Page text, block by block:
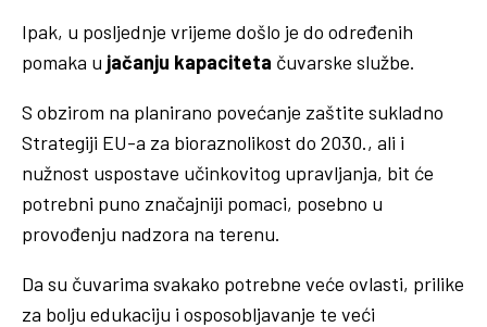
Ipak, u posljednje vrijeme došlo je do određenih
pomaka u jačanju kapaciteta čuvarske službe.
S obzirom na planirano povećanje zaštite sukladno
Strategiji EU-a za bioraznolikost do 2030., ali i
nužnost uspostave učinkovitog upravljanja, bit će
potrebni puno značajniji pomaci, posebno u
provođenju nadzora na terenu.
Da su čuvarima svakako potrebne veće ovlasti, prilike
za bolju edukaciju i osposobljavanje te veći